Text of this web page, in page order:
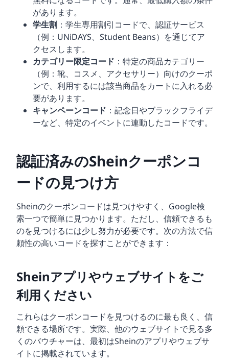
があります。
学生割 ：学生専用割引コードで、認証サービス
（例：UNiDAYS、Student Beans）を通じてア
クセスします。
カテゴリー限定コード ：特定の商品カテゴリー
（例：靴、コスメ、アクセサリー）向けのクーポ
ンで、利用するには該当商品をカートに入れる必
要があります。
キャンペーンコード ：記念日やブラックフライデ
ーなど、特定のイベントに連動したコードです。
認証済みのSheinクーポンコ
ードの見つけ方
Sheinのクーポンコードは見つけやすく、Google検
索一つで簡単に見つかります。ただし、信頼できるも
のを見つけるには少し努力が必要です。次の方法で信
頼性の高いコードを探すことができます：
Sheinアプリやウェブサイトをご
利用ください
これらはクーポンコードを見つけるのに最も良く、信
頼できる場所です。実際、他のウェブサイトで見る多
くのバウチャーは、最初はSheinのアプリやウェブサ
イトに掲載されています。